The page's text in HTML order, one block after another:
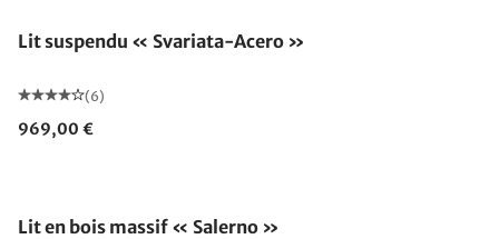
Lit suspendu « Svariata-Acero »
(6)
969,00 €
Lit en bois massif « Salerno »